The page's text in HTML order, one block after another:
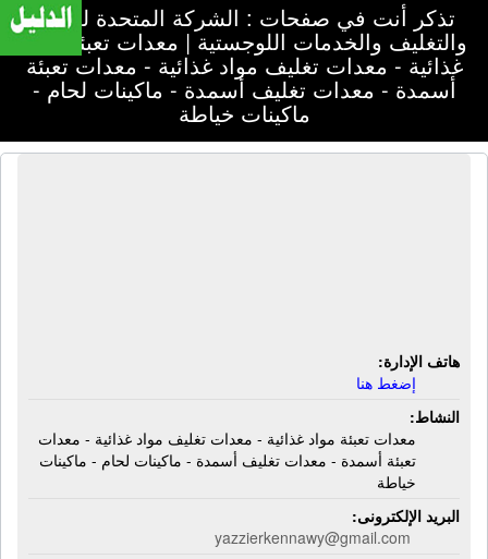
تذكر أنت في صفحات : الشركة المتحدة للتعبئة
والتغليف والخدمات اللوجستية | معدات تعبئة مواد
غذائية - معدات تغليف مواد غذائية - معدات تعبئة
أسمدة - معدات تغليف أسمدة - ماكينات لحام -
ماكينات خياطة
هاتف الإدارة:
إضغط هنا
النشاط:
معدات تعبئة مواد غذائية - معدات تغليف مواد غذائية - معدات
تعبئة أسمدة - معدات تغليف أسمدة - ماكينات لحام - ماكينات
خياطة
البريد الإلكترونى:
yazzierkennawy@gmail.com